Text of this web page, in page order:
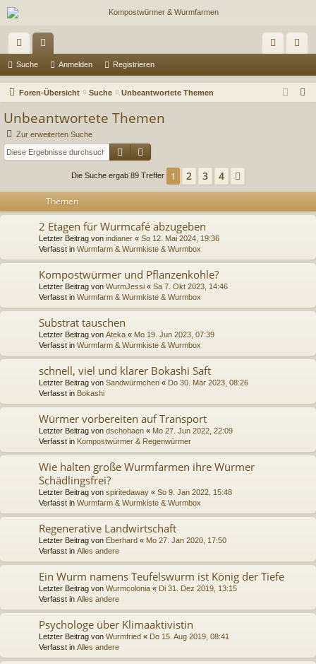
ch
ne
riff
en m ist
Suche Anmelden Registrieren
Foren-Übersicht Suche Unbeantwortete Themen
Unbeantwortete Themen
Zur erweiterten Suche
Suche
Die Suche ergab 89 Treffer 1 2 3 4
Themen
2 Etagen für Wurmcafé abzugeben
Letzter Beitrag von indianer « So 12. Mai 2024, 19:36
Verfasst in Wurmfarm & Wurmkiste & Wurmbox
Kompostwürmer und Pflanzenkohle?
Letzter Beitrag von WurmJessi « Sa 7. Okt 2023, 14:46
Verfasst in Wurmfarm & Wurmkiste & Wurmbox
Substrat tauschen
Letzter Beitrag von Ateka « Mo 19. Jun 2023, 07:39
Verfasst in Wurmfarm & Wurmkiste & Wurmbox
schnell, viel und klarer Bokashi Saft
Letzter Beitrag von Sandwürmchen « Do 30. Mär 2023, 08:26
Verfasst in Bokashi
Würmer vorbereiten auf Transport
Letzter Beitrag von dschohaen « Mo 27. Jun 2022, 22:09
Verfasst in Kompostwürmer & Regenwürmer
Wie halten große Wurmfarmen ihre Würmer
Schädlingsfrei?
Letzter Beitrag von spiritedaway « So 9. Jan 2022, 15:48
Verfasst in Wurmfarm & Wurmkiste & Wurmbox
Regenerative Landwirtschaft
Letzter Beitrag von Eberhard « Mo 27. Jan 2020, 17:50
Verfasst in Alles andere
Ein Wurm namens Teufelswurm ist König der Tiefe
Letzter Beitrag von Wurmcolonia « Di 31. Dez 2019, 13:15
Verfasst in Alles andere
Psychologe über Klimaaktivistin
Letzter Beitrag von Wurmfried « Do 15. Aug 2019, 08:41
Verfasst in Alles andere